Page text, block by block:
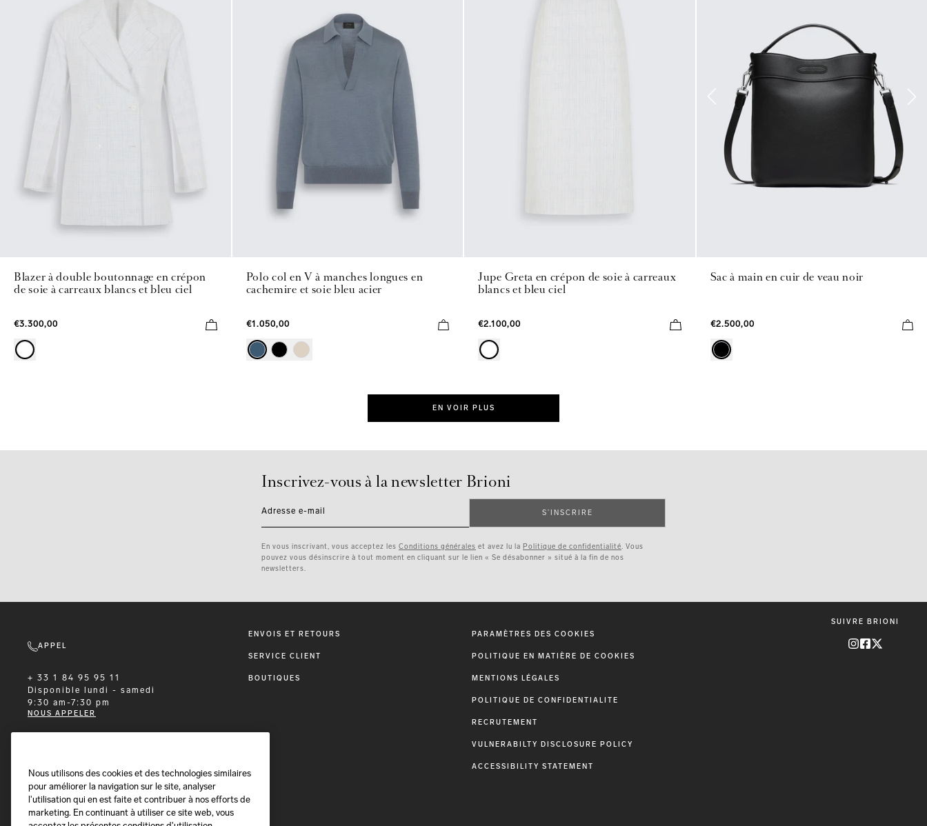
Blazer à double boutonnage en crépon
de soie à carreaux blancs et bleu ciel
€3.300,00
Polo col en V à manches longues en
cachemire et soie bleu acier
€1.050,00
Jupe Greta en crépon de soie à carreaux
blancs et bleu ciel
€2.100,00
Sac à main en cuir de veau noir
€2.500,00
EN VOIR PLUS
Inscrivez-vous à la newsletter Brioni
Adresse e-mail S’INSCRIRE
En vous inscrivant, vous acceptez les Conditions générales et avez lu la Politique de confidentialité. Vous
pouvez vous désinscrire à tout moment en cliquant sur le lien « Se désabonner » situé à la fin de nos
newsletters.
APPEL
+ 33 1 84 95 95 11
Disponible
lundi - samedi
9:30 am-7:30 pm
NOUS APPELER
Nous vous répondrons dans un délai de
24 heures
Envoyez-nous un message
ENVOIS ET RETOURS
SERVICE CLIENT
BOUTIQUES
PARAMÈTRES DES COOKIES
POLITIQUE EN MATIÈRE DE COOKIES
MENTIONS LÉGALES
POLITIQUE DE CONFIDENTIALITE
RECRUTEMENT
VULNERABILTY DISCLOSURE POLICY
ACCESSIBILITY STATEMENT
SUIVRE BRIONI
Nous utilisons des cookies et des technologies similaires
pour améliorer la navigation sur le site, analyser
l'utilisation qui en est faite et contribuer à nos efforts de
marketing. En continuant à utiliser ce site web, vous